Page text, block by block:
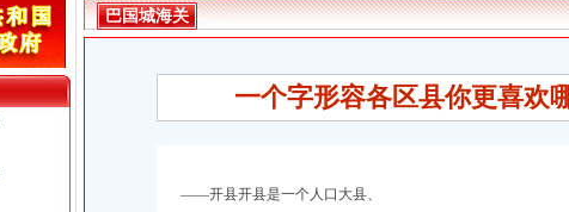
巴国城海关
一个字形容各区县你更喜欢
——开县开县是一个人口大县、